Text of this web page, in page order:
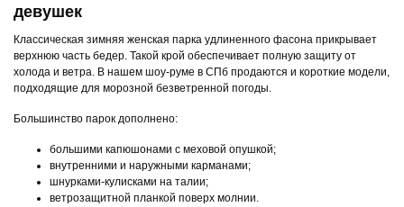
девушек
Классическая зимняя женская парка удлиненного фасона прикрывает
верхнюю часть бедер. Такой крой обеспечивает полную защиту от
холода и ветра. В нашем шоу-руме в СПб продаются и короткие модели,
подходящие для морозной безветренной погоды.
Большинство парок дополнено:
большими капюшонами с меховой опушкой;
внутренними и наружными карманами;
шнурками-кулисками на талии;
ветрозащитной планкой поверх молнии.